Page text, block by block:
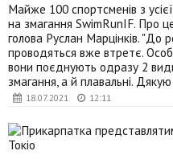
18.07.2021 12:11
Майже 100 спортсменів з
на змагання SwimRunIF. Про
голова Руслан Марцінків. "До
проводяться вже втретє.
вони поєднують одразу 2
змагання, а й плавальні.